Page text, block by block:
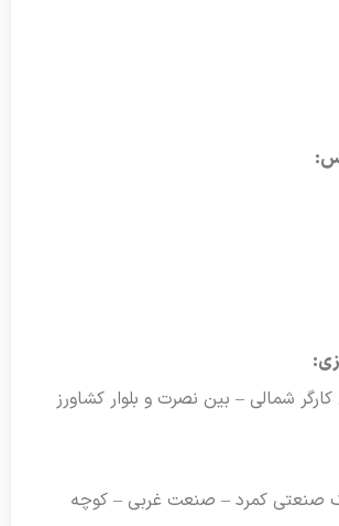
شمالی – بین نصرت و بلوار کشاورز
صنعتی کمرد – صنعت غربی – کوچه